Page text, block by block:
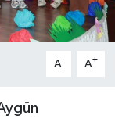
A- A+